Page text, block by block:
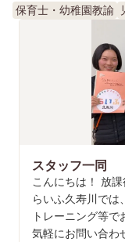
保育士・幼稚園教諭
スタッフ一同
こんにちは！ 放
らいふ久寿川では
トレーニング等
気軽にお問い合わ